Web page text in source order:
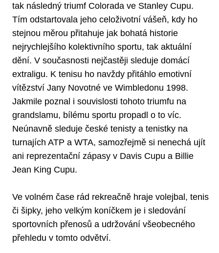
tak následný triumf Colorada ve Stanley Cupu.
Tím odstartovala jeho celoživotní vášeň, kdy ho
stejnou měrou přitahuje jak bohatá historie
nejrychlejšího kolektivního sportu, tak aktuální
dění. V současnosti nejčastěji sleduje domácí
extraligu. K tenisu ho navždy přitáhlo emotivní
vítězství Jany Novotné ve Wimbledonu 1998.
Jakmile poznal i souvislosti tohoto triumfu na
grandslamu, bílému sportu propadl o to víc.
Neúnavně sleduje české tenisty a tenistky na
turnajích ATP a WTA, samozřejmě si nenechá ujít
ani reprezentační zápasy v Davis Cupu a Billie
Jean King Cupu.
Ve volném čase rád rekreačně hraje volejbal, tenis
či šipky, jeho velkým koníčkem je i sledování
sportovních přenosů a udržování všeobecného
přehledu v tomto odvětví.